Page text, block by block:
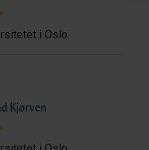
i Oslo
Kjørven